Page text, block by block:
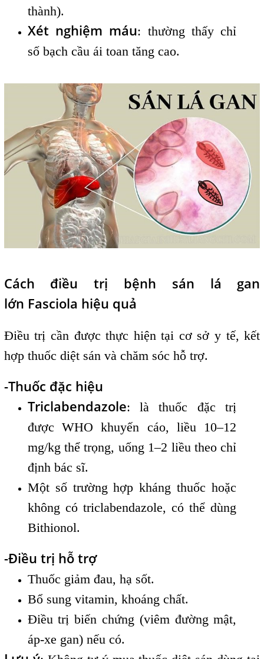
thành).
Xét nghiệm máu: thường thấy chỉ
số bạch cầu ái toan tăng cao.
Cách điều trị bệnh sán lá gan
lớn Fasciola​ hiệu quả
Điều trị cần được thực hiện tại cơ sở y tế, kết
hợp thuốc diệt sán và chăm sóc hỗ trợ.
-Thuốc đặc hiệu
Triclabendazole: là thuốc đặc trị
được WHO khuyến cáo, liều 10–12
mg/kg thể trọng, uống 1–2 liều theo chỉ
định bác sĩ.
Một số trường hợp kháng thuốc hoặc
không có triclabendazole, có thể dùng
Bithionol.
-Điều trị hỗ trợ
Thuốc giảm đau, hạ sốt.
Bổ sung vitamin, khoáng chất.
Điều trị biến chứng (viêm đường mật,
áp-xe gan) nếu có.